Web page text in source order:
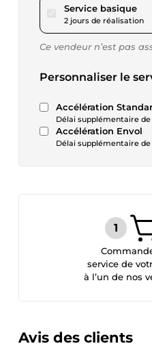
Service basique
2 jours de réalisation
Ce vendeur n’est pas
Personnaliser le
Accélération
Délai supplémentaire de
Accélération Envol
Délai supplémentaire de
service de
à l’un de nos
Avis des clients